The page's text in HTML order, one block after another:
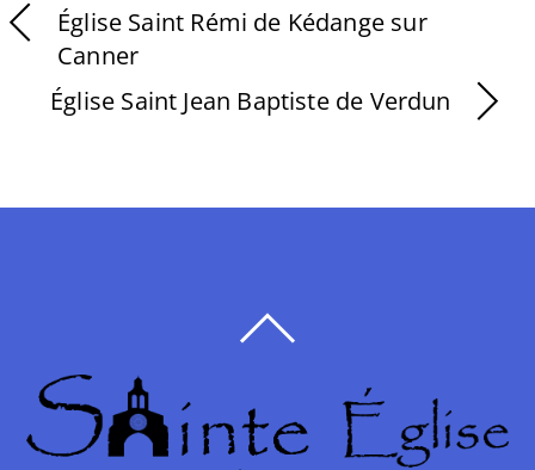
Église Saint Rémi de Kédange sur
Canner
Église Saint Jean Baptiste de Verdun